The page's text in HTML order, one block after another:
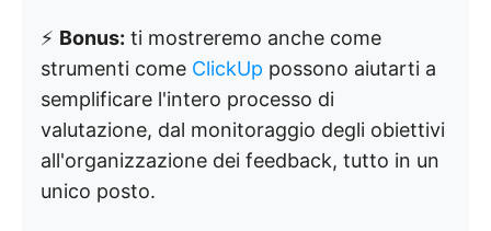
⚡️ Bonus: ti mostreremo anche come
strumenti come ClickUp possono aiutarti a
semplificare l'intero processo di
valutazione, dal monitoraggio degli obiettivi
all'organizzazione dei feedback, tutto in un
unico posto.